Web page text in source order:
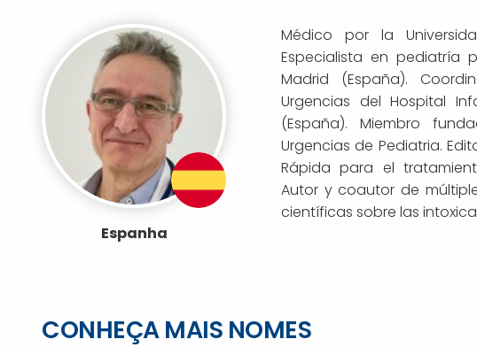
Espanha
Médico por la
Especialista en pediatría
Madrid (España).
Urgencias del Hospital
(España). Miembro
Urgencias de Pediatria.
Rápida para el
Autor y coautor de
científicas sobre las
CONHEÇA MAIS NOMES